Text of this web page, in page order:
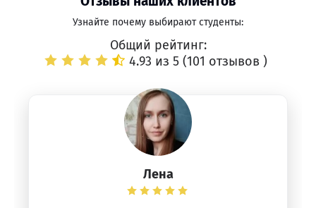
Узнайте почему выбирают студенты:
Общий рейтинг:
4.93 из 5 (101 отзывов )
Лена